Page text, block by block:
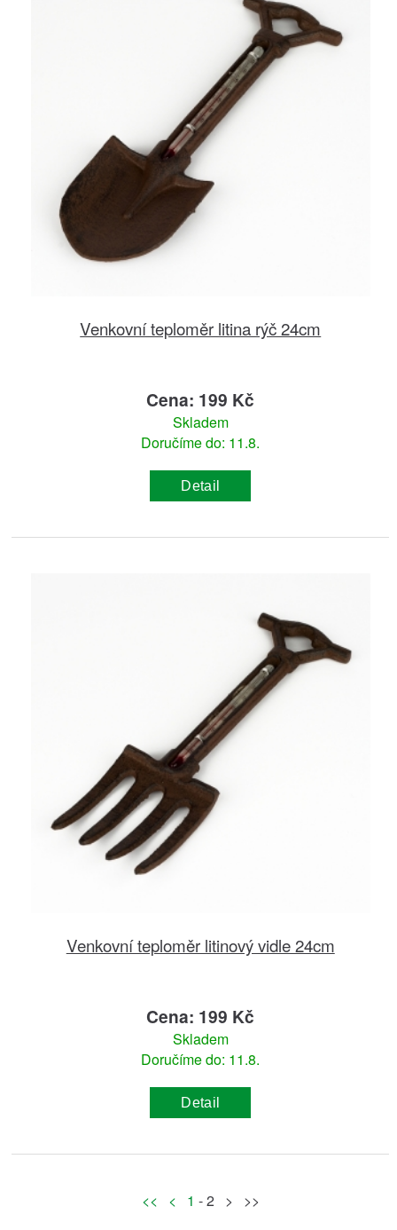
Venkovní teploměr litina rýč 24cm
Cena: 199 Kč
Skladem
Doručíme do: 11.8.
Detail
Venkovní teploměr litinový vidle 24cm
Cena: 199 Kč
Skladem
Doručíme do: 11.8.
Detail
<< < 1 - 2 > >>